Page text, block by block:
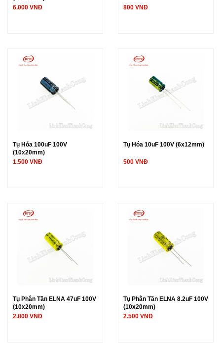
6.000 VNĐ
800 VNĐ
Tụ Hóa 100uF 100V
(10x20mm)
1.500 VNĐ
Tụ Hóa 10uF 100V (6x12mm)
500 VNĐ
Tụ Phân Tần ELNA 47uF 100V
(10x20mm)
2.800 VNĐ
Tụ Phân Tần ELNA 8.2uF 100V
(10x20mm)
2.500 VNĐ